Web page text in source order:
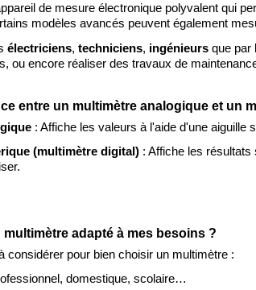
de mesure électronique polyvalent qui
modèles avancés peuvent également
électriciens, techniciens, ingénieurs que par
ou encore réaliser des travaux de
entre un multimètre analogique et un
: Affiche les valeurs à l'aide d'une aiguille
(multimètre digital) : Affiche les résultats
adapté à mes besoins ?
considérer pour bien choisir un multimètre :
domestique, scolaire…